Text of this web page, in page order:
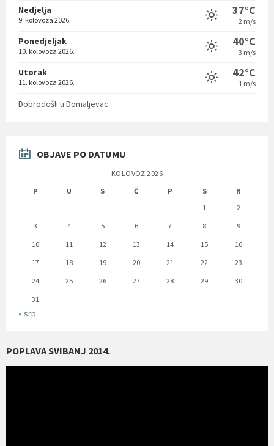
Nedjelja
9. kolovoza 2026.
37°C
2 m/s
Ponedjeljak
10. kolovoza 2026.
40°C
3 m/s
Utorak
11. kolovoza 2026.
42°C
1 m/s
Dobrodošli u Domaljevac
OBJAVE PO DATUMU
KOLOVOZ 2026
P
U S Č P S
N
1
2
3
4 5 6 7 8
9
10
11 12 13 14 15
16
17
18 19 20 21 22
23
24
25 26 27 28 29
30
31
« srp
POPLAVA SVIBANJ 2014.